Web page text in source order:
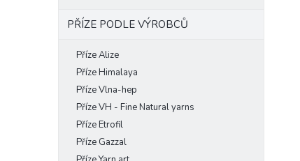
PŘÍZE PODLE VÝROBCŮ
Příze Alize
Příze Himalaya
Příze Vlna-hep
Příze VH - Fine Natural yarns
Příze Etrofil
Příze Gazzal